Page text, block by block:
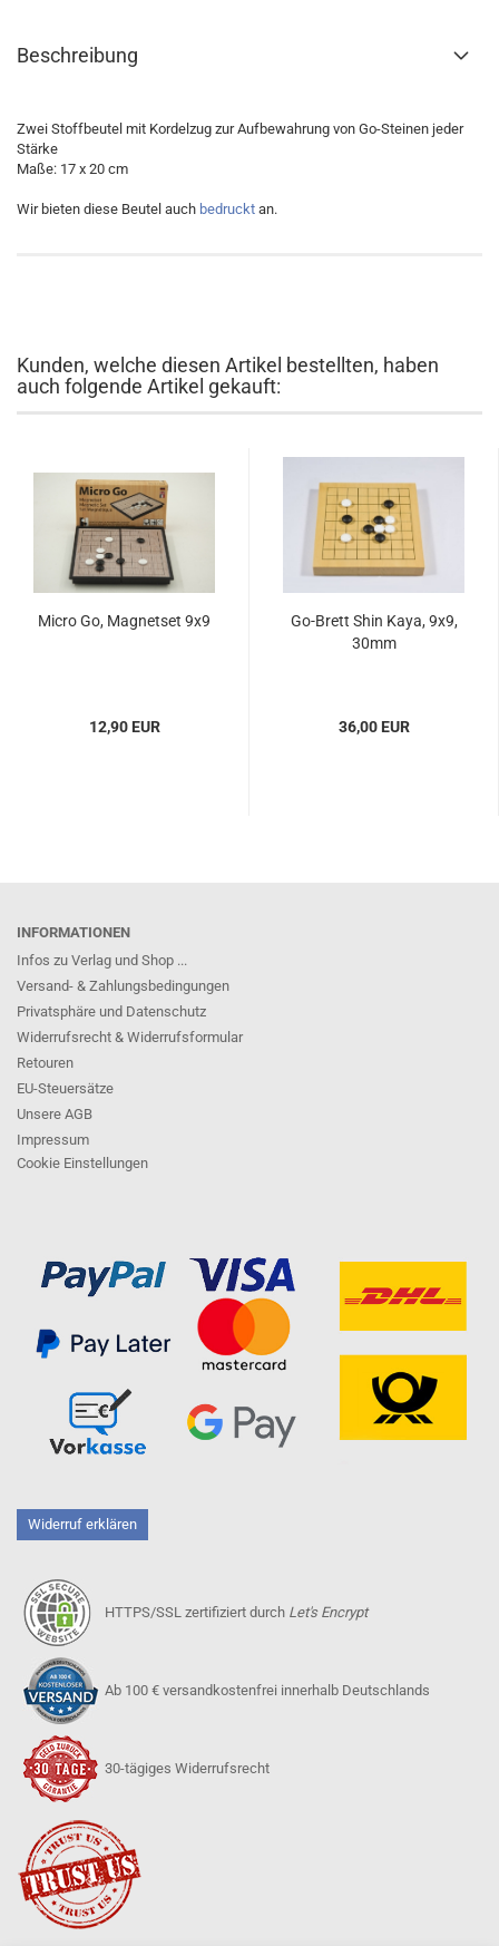
Beschreibung
Zwei Stoffbeutel mit Kordelzug zur Aufbewahrung von Go-Steinen jeder
Stärke
Maße: 17 x 20 cm
Wir bieten diese Beutel auch bedruckt an.
Kunden, welche diesen Artikel bestellten, haben
auch folgende Artikel gekauft:
Micro Go, Magnetset 9x9
12,90 EUR
Go-Brett Shin Kaya, 9x9,
30mm
36,00 EUR
INFORMATIONEN
Infos zu Verlag und Shop ...
Versand- & Zahlungsbedingungen
Privatsphäre und Datenschutz
Widerrufsrecht & Widerrufsformular
Retouren
EU-Steuersätze
Unsere AGB
Impressum
Cookie Einstellungen
Widerruf erklären
HTTPS/SSL zertifiziert durch Let's Encrypt
Ab 100 € versandkostenfrei innerhalb Deutschlands
30-tägiges Widerrufsrecht